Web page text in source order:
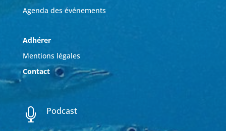
Agenda des événements
Adhérer
Mentions légales
Contact
 Podcast